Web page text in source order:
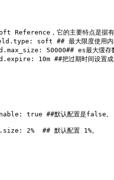
Reference，它的主要特点是据有
soft ## 最大限度使用内
50000## es最大缓存数
10m ##把过期时间设置成
true ##默认配置是false。
2%  ## 默认配置 1%。